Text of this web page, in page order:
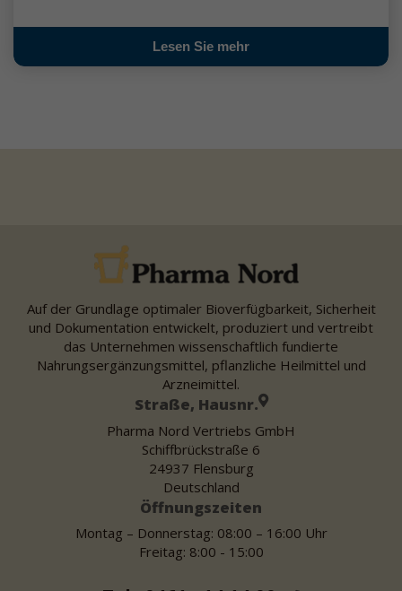
Lesen Sie mehr
Auf der Grundlage optimaler Bioverfügbarkeit, Sicherheit
und Dokumentation entwickelt, produziert und vertreibt
das Unternehmen wissenschaftlich fundierte
Nahrungsergänzungsmittel, pflanzliche Heilmittel und
Arzneimittel.
Straße, Hausnr.
Pharma Nord Vertriebs GmbH
Schiffbrückstraße 6
24937 Flensburg
Deutschland
Öffnungszeiten
Montag – Donnerstag: 08:00 – 16:00 Uhr
Freitag: 8:00 - 15:00